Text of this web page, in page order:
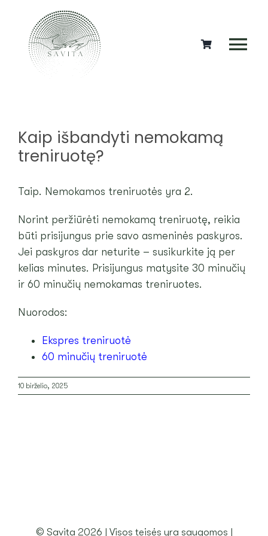
content
MEDITACIJOS
KITOS PASLAUGOS
NEMOKAMA 30 MINUČIŲ TRENIRUOTĖ
NEMOKAMA VALANDINĖ TRENIRUOTĖ
KREPŠELIS
Kaip išbandyti nemokamą
treniruotę?
Taip. Nemokamos treniruotės yra 2.
Norint peržiūrėti nemokamą treniruotę, reikia
būti prisijungus prie savo asmeninės paskyros.
Jei paskyros dar neturite – susikurkite ją per
kelias minutes. Prisijungus matysite 30 minučių
ir 60 minučių nemokamas treniruotes.
Nuorodos:
Ekspres treniruotė
60 minučių treniruotė
10 birželio, 2025
© Savita 2026 | Visos teisės yra saugomos |